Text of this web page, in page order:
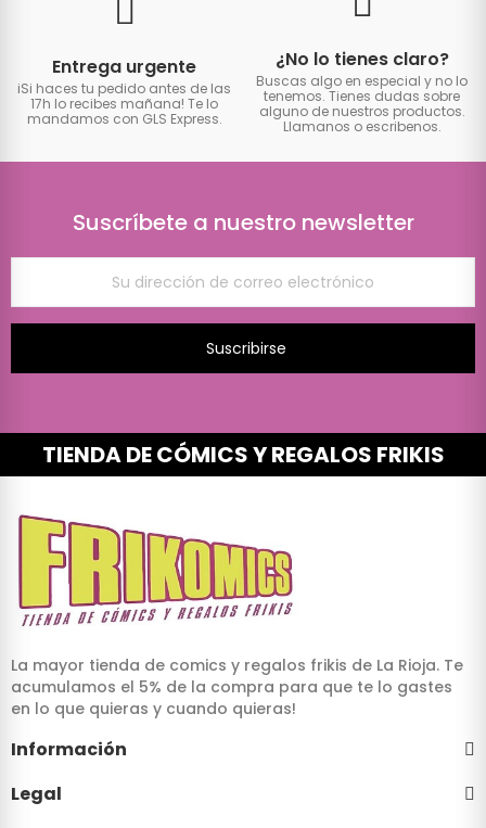
Entrega urgente
iSi haces tu pedido antes de las
17h lo recibes mañana! Te lo
mandamos con GLS Express.
¿No lo tienes claro?
Buscas algo en especial y no lo
tenemos. Tienes dudas sobre
alguno de nuestros productos.
Llamanos o escribenos.
Suscríbete a nuestro newsletter
Suscribirse
TIENDA DE CÓMICS Y REGALOS FRIKIS
La mayor tienda de comics y regalos frikis de La Rioja. Te
acumulamos el 5% de la compra para que te lo gastes
en lo que quieras y cuando quieras!
Información
Legal